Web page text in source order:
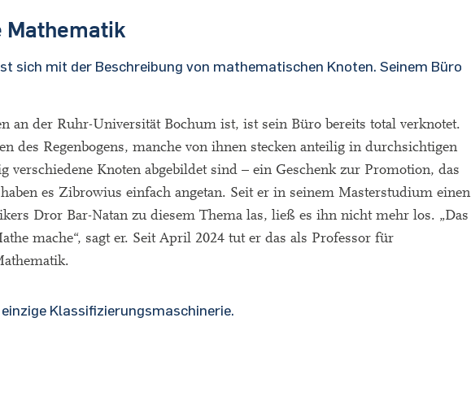
Mathematik
sich mit der Beschreibung von mathematischen Knoten. Seinem Büro
an der Ruhr-Universität Bochum ist, ist sein Büro bereits total verknotet.
des Regenbogens, manche von ihnen stecken anteilig in durchsichtigen
verschiedene Knoten abgebildet sind – ein Geschenk zur Promotion, das
es Zibrowius einfach angetan. Seit er in seinem Masterstudium einen
Dror Bar-Natan zu diesem Thema las, ließ es ihn nicht mehr los. „Das
mache“, sagt er. Seit April 2024 tut er das als Professor für
Klassifizierungsmaschinerie.